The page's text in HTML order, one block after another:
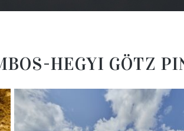
HEGYI GÖTZ